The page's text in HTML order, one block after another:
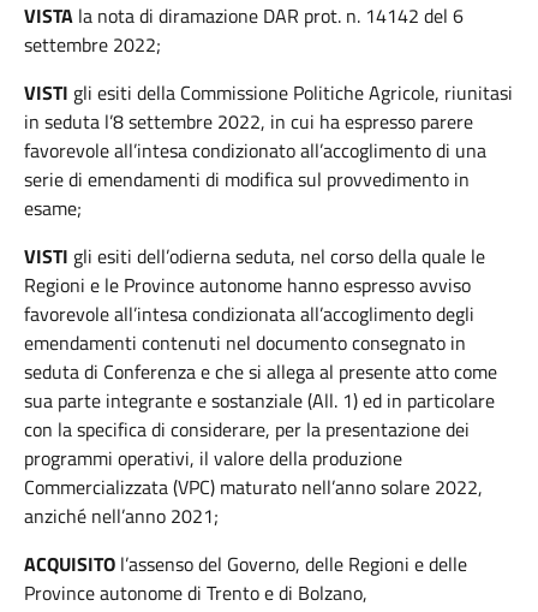
VISTA la nota di diramazione DAR prot. n. 14142 del 6
settembre 2022;
VISTI gli esiti della Commissione Politiche Agricole, riunitasi
in seduta l’8 settembre 2022, in cui ha espresso parere
favorevole all’intesa condizionato all’accoglimento di una
serie di emendamenti di modifica sul provvedimento in
esame;
VISTI gli esiti dell’odierna seduta, nel corso della quale le
Regioni e le Province autonome hanno espresso avviso
favorevole all’intesa condizionata all’accoglimento degli
emendamenti contenuti nel documento consegnato in
seduta di Conferenza e che si allega al presente atto come
sua parte integrante e sostanziale (All. 1) ed in particolare
con la specifica di considerare, per la presentazione dei
programmi operativi, il valore della produzione
Commercializzata (VPC) maturato nell’anno solare 2022,
anziché nell’anno 2021;
ACQUISITO l’assenso del Governo, delle Regioni e delle
Province autonome di Trento e di Bolzano,